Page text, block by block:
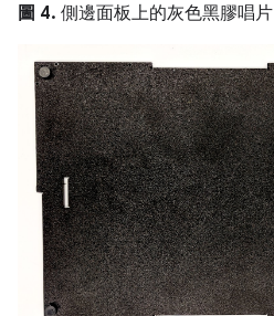
圖 4. 側邊面板上的灰色黑膠唱片